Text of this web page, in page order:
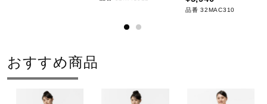
品番 32MAC310
おすすめ商品